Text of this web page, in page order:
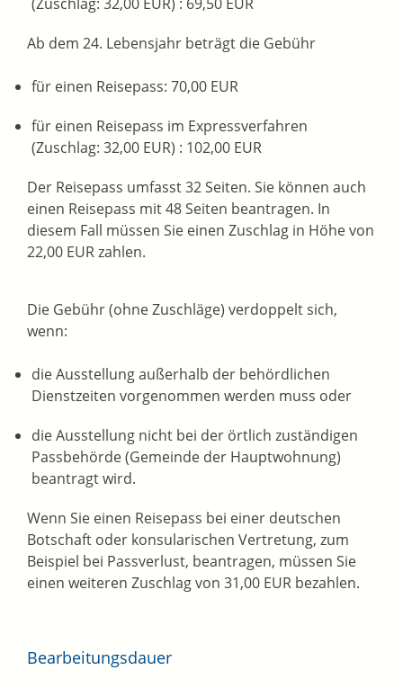
Ab dem 24. Lebensjahr beträgt die Gebühr
für einen Reisepass: 70,00 EUR
für einen Reisepass im Expressverfahren
(Zuschlag: 32,00 EUR) : 102,00 EUR
Der Reisepass umfasst 32 Seiten. Sie können auch
einen Reisepass mit 48 Seiten beantragen. In
diesem Fall müssen Sie einen Zuschlag in Höhe von
22,00 EUR zahlen.
Die Gebühr (ohne Zuschläge) verdoppelt sich,
wenn:
die Ausstellung außerhalb der behördlichen
Dienstzeiten vorgenommen werden muss oder
die Ausstellung nicht bei der örtlich zuständigen
Passbehörde (Gemeinde der Hauptwohnung)
beantragt wird.
Wenn Sie einen Reisepass bei einer deutschen
Botschaft oder konsularischen Vertretung, zum
Beispiel bei Passverlust, beantragen, müssen Sie
einen weiteren Zuschlag von 31,00 EUR bezahlen.
Bearbeitungsdauer